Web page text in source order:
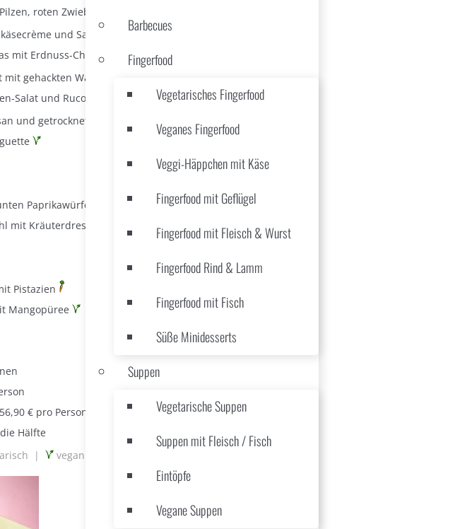
Barbecues
Fingerfood
Vegetarisches Fingerfood
Veganes Fingerfood
Veggi-Häppchen mit Käse
Fingerfood mit Geflügel
Fingerfood mit Fleisch & Wurst
Fingerfood Rind & Lamm
Fingerfood mit Fisch
Süße Minidesserts
Suppen
Vegetarische Suppen
Suppen mit Fleisch / Fisch
Eintöpfe
Vegane Suppen
roten Zwiebeln und Zucchini
und Salat gefüllt
mit Erdnuss-Chili-Dipp
gehackten Walnüssen
Salat und Rucola
und getrockneter Tomate
Paprikawürfeln
mit Kräuterdressing
Pistazien
Mangopüree
€ pro Person
Hälfte
| vegan